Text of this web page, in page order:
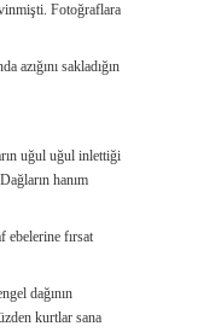
Fotoğraflara
azığını sakladığın
uğul uğul inlettiği
hanım
ebelerine fırsat
dağının
kurtlar sana